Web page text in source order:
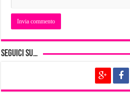
Seguici su…